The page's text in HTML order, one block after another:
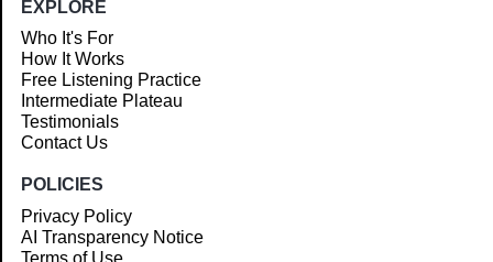
EXPLORE
Who It's For
How It Works
Free Listening Practice
Intermediate Plateau
Testimonials
Contact Us
POLICIES
Privacy Policy
AI Transparency Notice
Terms of Use